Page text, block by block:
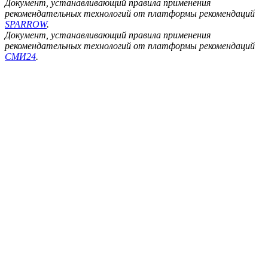
Документ, устанавливающий правила применения
рекомендательных технологий от платформы рекомендаций
SPARROW.
Документ, устанавливающий правила применения
рекомендательных технологий от платформы рекомендаций
СМИ24.